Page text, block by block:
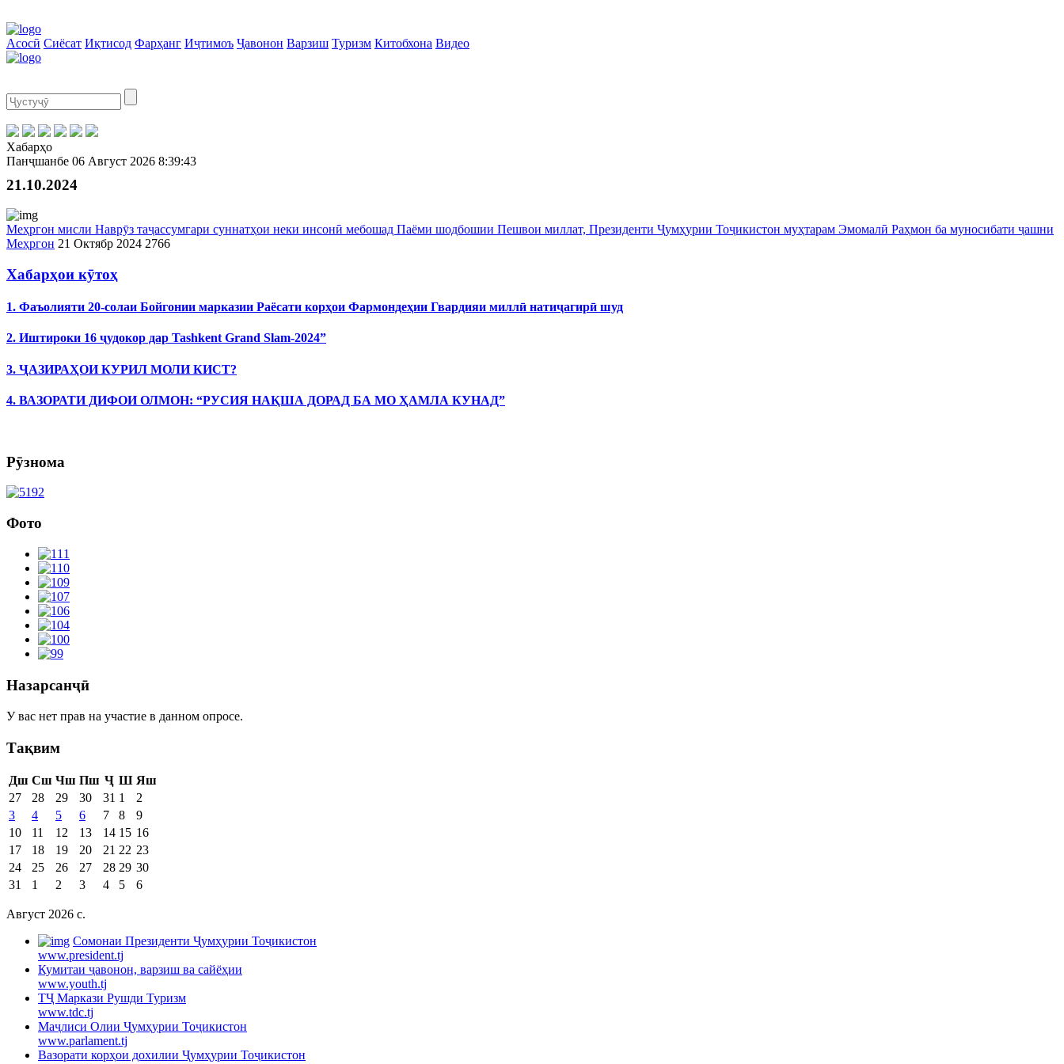
Асосӣ Сиёсат Иқтисод Фарҳанг Иҷтимоъ Ҷавонон Варзиш Туризм Китобхона Видео
Хабарҳо
Панҷшанбе 06 Август 2026 8:39:43
21.10.2024
Меҳргон мисли Наврӯз таҷассумгари суннатҳои неки инсонӣ мебошад Паёми шодбошии Пешвои миллат, Президенти Ҷумҳурии Тоҷикистон муҳтарам Эмомалӣ Раҳмон ба муносибати ҷашни
Меҳргон 21 Октябр 2024 2766
Хабарҳои кӯтоҳ
1. Фаъолияти 20-солаи Бойгонии марказии Раёсати корҳои Фармондеҳии Гвардияи миллӣ натиҷагирӣ шуд
2. Иштироки 16 ҷудокор дар Tashkent Grand Slam-2024”
3. ҶАЗИРАҲОИ КУРИЛ МОЛИ КИСТ?
4. ВАЗОРАТИ ДИФОИ ОЛМОН: “РУСИЯ НАҚША ДОРАД БА МО ҲАМЛА КУНАД”
Рӯзнома
Фото
Назарсанҷӣ
У вас нет прав на участие в данном опросе.
Тақвим
Дш Сш Чш Пш Ҷ Ш Яш
27
28 29 30 31 1
2
3
4 5 6 7 8
9
10
11 12 13 14 15 16
17
18 19 20 21 22 23
24
25 26 27 28 29 30
31
1 2 3 4 5 6
Август 2026 c.
Cомонаи Президенти Ҷумҳурии Тоҷикистон
www.president.tj
Кумитаи ҷавонон, варзиш ва сайёҳии
www.youth.tj
ТҶ Маркази Рушди Туризм
www.tdc.tj
Маҷлиси Олии Ҷумҳурии Тоҷикистон
www.parlament.tj
Вазорати корҳои дохилии Ҷумҳурии Тоҷикистон